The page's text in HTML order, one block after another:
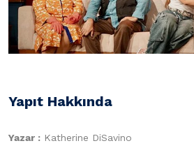
Yapıt Hakkında
Yazar : Katherine DiSavino